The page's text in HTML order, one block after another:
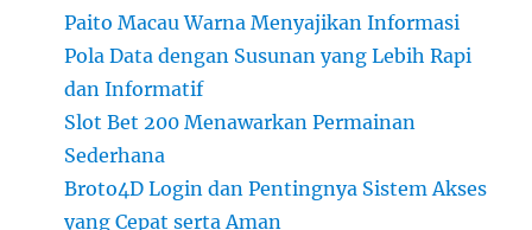
Paito Macau Warna Menyajikan Informasi
Pola Data dengan Susunan yang Lebih Rapi
dan Informatif
Slot Bet 200 Menawarkan Permainan
Sederhana
Broto4D Login dan Pentingnya Sistem Akses
yang Cepat serta Aman